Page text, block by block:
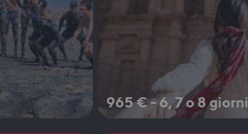
965€-6, 7 o 8 giorni